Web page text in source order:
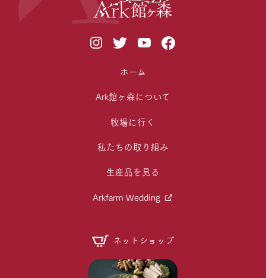
ホーム
Ark館ヶ森について
牧場に行く
私たちの取り組み
生産品を見る
Arkfarm Wedding
ネットショップ